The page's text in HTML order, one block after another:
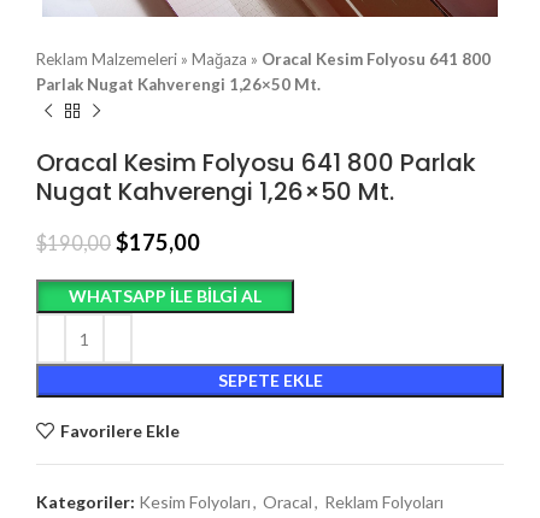
Reklam Malzemeleri » Mağaza » Oracal Kesim Folyosu 641 800
Parlak Nugat Kahverengi 1,26×50 Mt.
Oracal Kesim Folyosu 641 800 Parlak
Nugat Kahverengi 1,26×50 Mt.
$190,00 $175,00
WHATSAPP ILE BILGI AL
SEPETE EKLE
Favorilere Ekle
Kategoriler: Kesim Folyoları, Oracal, Reklam Folyoları